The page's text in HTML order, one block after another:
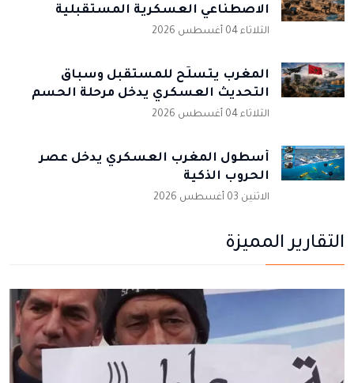
الاصطناعي العسكرية المستقبلية
الثلاثاء 04 أغسطس 2026
المغرب يتسلّح للمستقبل وسباق
التحديث العسكري يدخل مرحلة الحسم
الثلاثاء 04 أغسطس 2026
أسطول المغرب العسكري يدخل عصر
الحروب الذكية
الاثنين 03 أغسطس 2026
التقارير المميزة